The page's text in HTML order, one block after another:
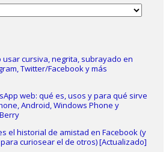
usar cursiva, negrita, subrayado en
Twitter/Facebook y más
web: qué es, usos y para qué sirve
Android, Windows Phone y
el historial de amistad en Facebook (y
curiosear el de otros) [Actualizado]